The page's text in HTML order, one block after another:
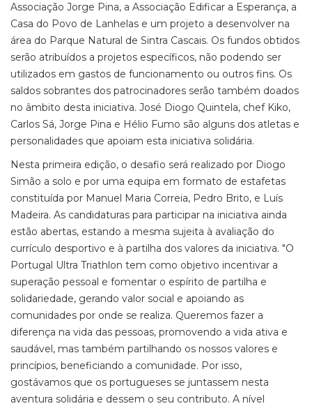
Associação Jorge Pina, a Associação Edificar a Esperança, a
Casa do Povo de Lanhelas e um projeto a desenvolver na
área do Parque Natural de Sintra Cascais. Os fundos obtidos
serão atribuídos a projetos específicos, não podendo ser
utilizados em gastos de funcionamento ou outros fins. Os
saldos sobrantes dos patrocinadores serão também doados
no âmbito desta iniciativa. José Diogo Quintela, chef Kiko,
Carlos Sá, Jorge Pina e Hélio Fumo são alguns dos atletas e
personalidades que apoiam esta iniciativa solidária.
Nesta primeira edição, o desafio será realizado por Diogo
Simão a solo e por uma equipa em formato de estafetas
constituída por Manuel Maria Correia, Pedro Brito, e Luís
Madeira. As candidaturas para participar na iniciativa ainda
estão abertas, estando a mesma sujeita à avaliação do
currículo desportivo e à partilha dos valores da iniciativa. "O
Portugal Ultra Triathlon tem como objetivo incentivar a
superação pessoal e fomentar o espírito de partilha e
solidariedade, gerando valor social e apoiando as
comunidades por onde se realiza. Queremos fazer a
diferença na vida das pessoas, promovendo a vida ativa e
saudável, mas também partilhando os nossos valores e
princípios, beneficiando a comunidade. Por isso,
gostávamos que os portugueses se juntassem nesta
aventura solidária e dessem o seu contributo. A nível